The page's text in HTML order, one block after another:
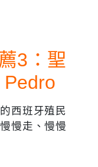
3：聖
西班牙殖民
慢走、慢慢